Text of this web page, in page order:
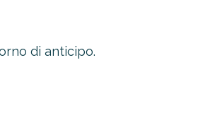
di anticipo.